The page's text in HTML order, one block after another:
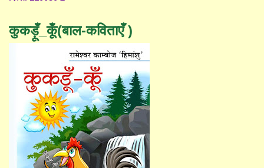
कुकड़ूँ_कूँ(बाल-कविताएँ )